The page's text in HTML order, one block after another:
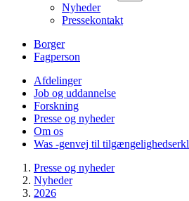
Nyheder
Pressekontakt
Borger
Fagperson
Afdelinger
Job og uddannelse
Forskning
Presse og nyheder
Om os
Was -genvej til
Presse og nyheder
Nyheder
2026